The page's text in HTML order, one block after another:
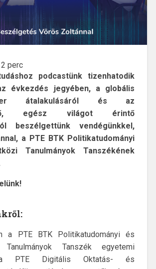
2 perc
podcastünk tizenhatodik
évkezdés jegyében, a globális
átalakulásáról és az
egész világot érintő
beszélgettünk vendégünkkel,
a PTE BTK Politikatudományi
Tanulmányok Tanszékének
a PTE BTK Politikatudományi és
Tanulmányok Tanszék egyetemi
PTE Digitális Oktatás- és